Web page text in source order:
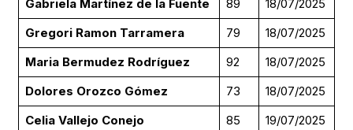
Gabriela Martínez de la Fuente
89
18/07/2025
Gregori Ramon Tarramera
79
18/07/2025
Maria Bermudez Rodríguez
92
18/07/2025
Dolores Orozco Gómez
73
18/07/2025
Celia Vallejo Conejo
85
19/07/2025